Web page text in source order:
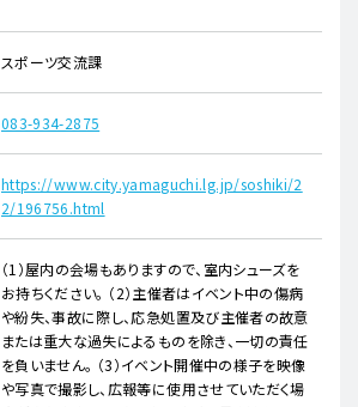
スポーツ交流課
083-934-2875
https://www.city.yamaguchi.lg.jp/soshiki/2
2/196756.html
（1）屋内の会場もありますので、室内シューズを
お持ちください。 （2）主催者はイベント中の傷病
や紛失、事故に際し、応急処置及び主催者の故意
または重大な過失によるものを除き、一切の責任
を負いません。 （3）イベント開催中の様子を映像
や写真で撮影し、広報等に使用させていただく場